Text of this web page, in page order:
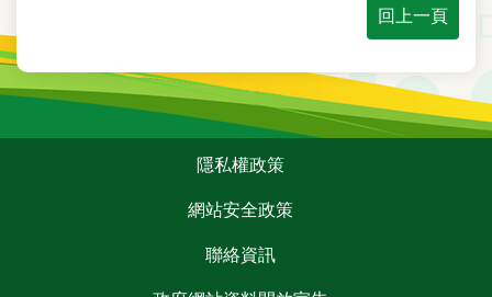
回上一頁
隱私權政策
網站安全政策
聯絡資訊